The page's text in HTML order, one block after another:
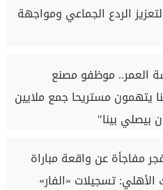
الردع الجماعي ومواجهة
العمر.. موظفو مصنع
يتهمون مستريحا جمع ملايين
بيصلي بينا"
مفاجأة عن واقعة مباراة
الأهلي: تسجيلات «الفار»